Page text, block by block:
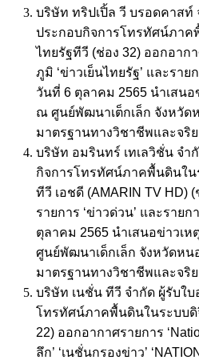
บริษัท ทริปเปิ้ล วี บรอดคาส
ประกอบกิจการโทรทัศน์ภาค
ไทยรัฐทีวี (ช่อง 32) ออกอาก
ภูมิ ‘ข่าวเย็นไทยรัฐ’ และราย
วันที่ 6 ตุลาคม 2565 นำเสน
ณ ศูนย์พัฒนาเต็กเล็ก จังหวัด
มาตรฐานทางวิชาชีพและจริ
บริษัท อมรินทร์ เทเลวิชั่น จำ
กิจการโทรทัศน์ภาคพื้นดินใ
ทีวี เอชดี (AMARIN TV HD)
รายการ ‘ข่าวด่วน’ และรายก
ตุลาคม 2565 นำเสนอข่าวเ
ศูนย์พัฒนาเด็กเล็ก จังหวัดหน
มาตรฐานทางวิชาชีพและจริ
บริษัท เนชั่น ทีวี จำกัด ผู้รับใ
โทรทัศน์ภาคพื้นดินในระบบดิ
22) ออกอากาศรายการ
ลึก’ ‘เนชั่นกรองข่าว’